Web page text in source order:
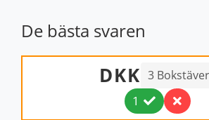
De bästa svaren
DKK 3 Bokstäver
1